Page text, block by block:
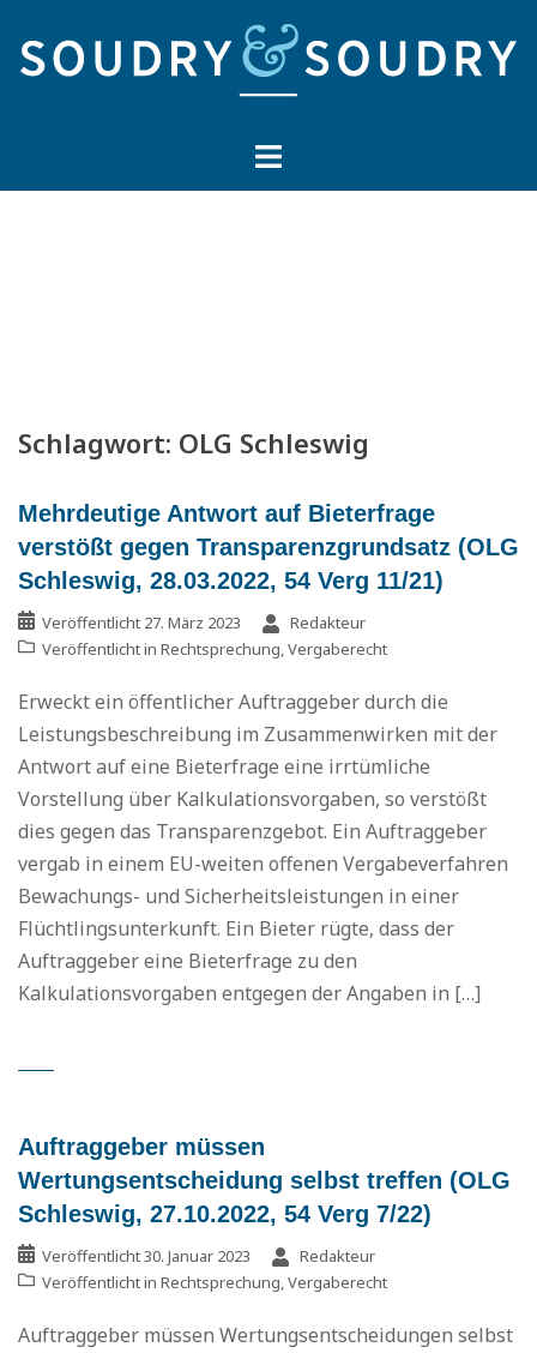
zum
Inhalt
Schlagwort: OLG Schleswig
Mehrdeutige Antwort auf Bieterfrage
verstößt gegen Transparenzgrundsatz (OLG
Schleswig, 28.03.2022, 54 Verg 11/21)
Veröffentlicht 27. März 2023
Redakteur
Veröffentlicht in Rechtsprechung,Vergaberecht
Erweckt ein öffentlicher Auftraggeber durch die
Leistungsbeschreibung im Zusammenwirken mit der
Antwort auf eine Bieterfrage eine irrtümliche
Vorstellung über Kalkulationsvorgaben, so verstößt
dies gegen das Transparenzgebot. Ein Auftraggeber
vergab in einem EU-weiten offenen Vergabeverfahren
Bewachungs- und Sicherheitsleistungen in einer
Flüchtlingsunterkunft. Ein Bieter rügte, dass der
Auftraggeber eine Bieterfrage zu den
Kalkulationsvorgaben entgegen der Angaben in […]
Auftraggeber müssen
Wertungsentscheidung selbst treffen (OLG
Schleswig, 27.10.2022, 54 Verg 7/22)
Veröffentlicht30. Januar 2023
Redakteur
Veröffentlicht in Rechtsprechung,Vergaberecht
Auftraggeber müssen Wertungsentscheidungen selbst